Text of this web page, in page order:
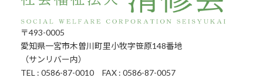
〒493-0005
愛知県一宮市木曽川町里小牧字笹原148番地
（サンリバー内）
TEL : 0586-87-0010 FAX : 0586-87-0057